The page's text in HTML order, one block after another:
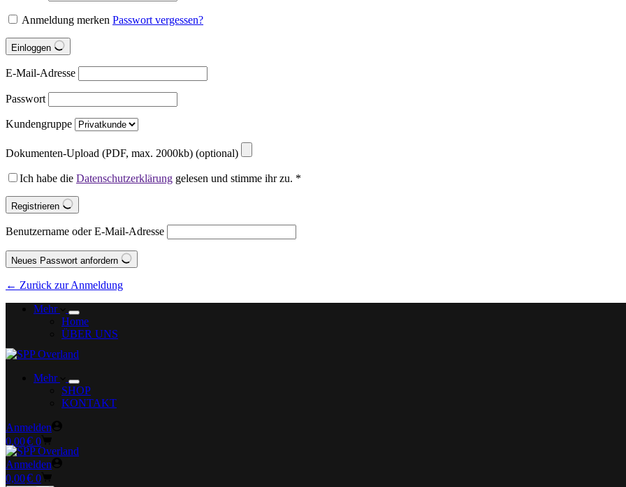
Anmeldung merken Passwort vergessen?
Einloggen
E-Mail-Adresse
Passwort
Kundengruppe
Dokumenten-Upload (PDF, max. 2000kb) (optional)
Ich habe die Datenschutzerklärung gelesen und stimme ihr zu. *
Registrieren
Benutzername oder E-Mail-Adresse
Neues Passwort anfordern
← Zurück zur Anmeldung
Mehr
Home
ÜBER UNS
Mehr
SHOP
KONTAKT
Anmelden
0,00€ 0
Anmelden
0,00€ 0